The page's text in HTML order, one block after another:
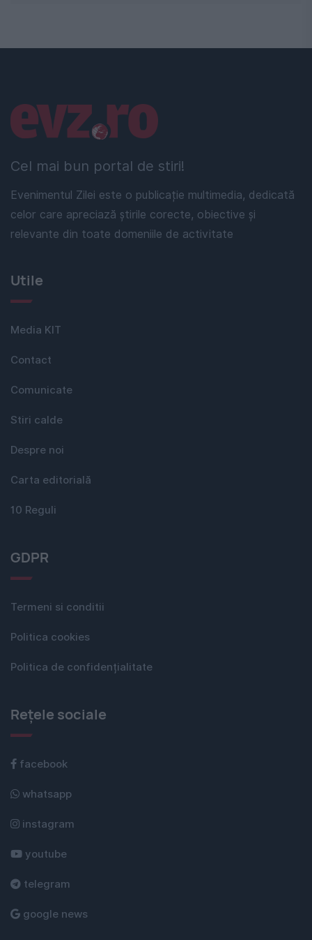
Cel mai bun portal de stiri!
Evenimentul Zilei este o publicație multimedia, dedicată
celor care apreciază știrile corecte, obiective și
relevante din toate domeniile de activitate
Linkuri utile
Utile
Media KIT
Contact
Comunicate
Stiri calde
Despre noi
Carta editorială
10 Reguli
GDPR
Termeni si conditii
Politica cookies
Politica de confidențialitate
Rețele sociale
facebook
whatsapp
instagram
youtube
telegram
google news